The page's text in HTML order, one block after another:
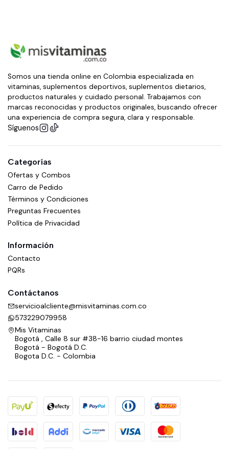
Somos una tienda online en Colombia especializada en
vitaminas, suplementos deportivos, suplementos dietarios,
productos naturales y cuidado personal. Trabajamos con
marcas reconocidas y productos originales, buscando ofrecer
una experiencia de compra segura, clara y responsable.
Síguenos
Categorías
Ofertas y Combos
Carro de Pedido
Términos y Condiciones
Preguntas Frecuentes
Política de Privacidad
Información
Contacto
PQRs
Contáctanos
servicioalcliente@misvitaminas.com.co
573229079958
Mis Vitaminas
Bogotá , Calle 8 sur #38-16 barrio ciudad montes
Bogotá - Bogotá D.C.
Bogota D.C. - Colombia